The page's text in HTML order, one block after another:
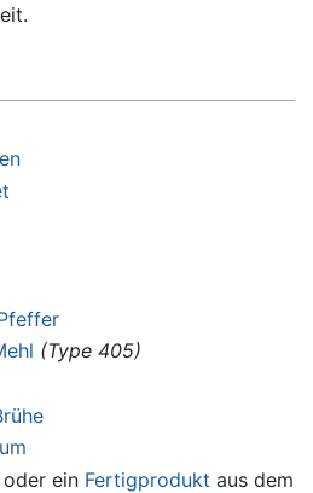
(Type 405)
ein Fertigprodukt aus dem